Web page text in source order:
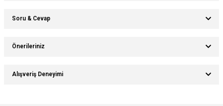
Soru & Cevap
Önerileriniz
Bu ürünün fiyat bilgisi, resim, ürün açıklamalarında ve diğer konularda
yetersiz gördüğünüz noktaları öneri formunu kullanarak tarafımıza
Alışveriş Deneyimi